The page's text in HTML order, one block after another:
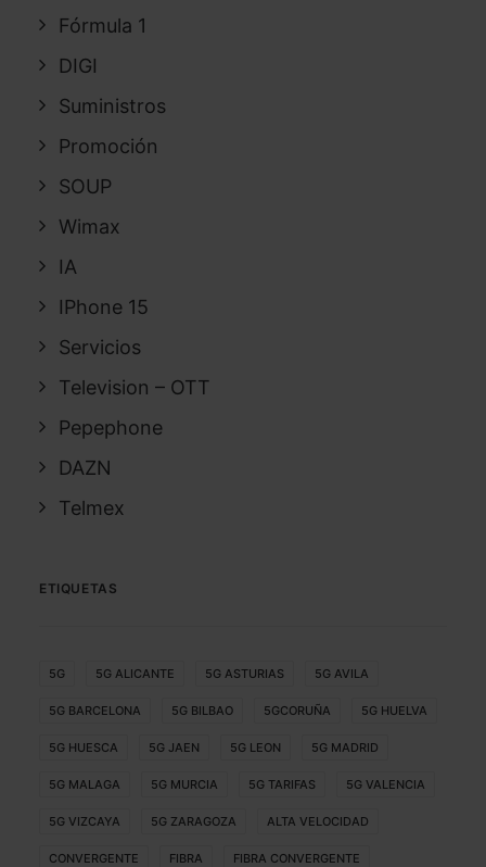
Fórmula 1
DIGI
Suministros
Promoción
SOUP
Wimax
IA
IPhone 15
Servicios
Television – OTT
Pepephone
DAZN
Telmex
ETIQUETAS
5G 5G ALICANTE 5G ASTURIAS 5G AVILA
5G BARCELONA 5G BILBAO 5GCORUÑA 5G HUELVA
5G HUESCA 5G JAEN 5G LEON 5G MADRID
5G MALAGA 5G MURCIA 5G TARIFAS 5G VALENCIA
5G VIZCAYA 5G ZARAGOZA ALTA VELOCIDAD
CONVERGENTE FIBRA FIBRA CONVERGENTE